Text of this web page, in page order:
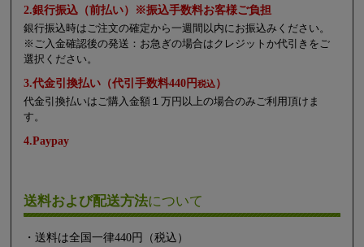
2.銀行振込（前払い）※振込手数料お客様ご負担
銀行振込時はご注文の確定から一週間以内にお振込みください。
※ご入金確認後の発送：お急ぎの場合はクレジットか代引きをご
選択ください。
3.代金引換払い（代引手数料440円税込）
代金引換払いはご購入金額１万円以上の場合のみご利用頂けま
す。
4.Paypay
送料および配送方法について
・送料は全国一律440円（税込）